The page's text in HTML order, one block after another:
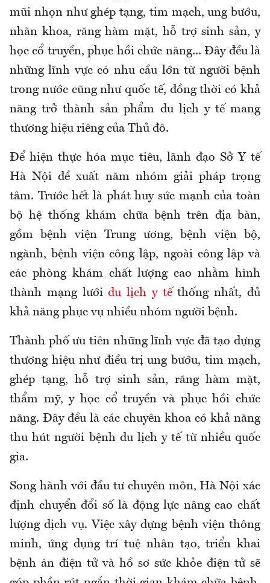
mũi nhọn như ghép tạng, tim mạch, ung bướu,
nhãn khoa, răng hàm mặt, hỗ trợ sinh sản, y
học cổ truyền, phục hồi chức năng... Đây đều là
những lĩnh vực có nhu cầu lớn từ người bệnh
trong nước cũng như quốc tế, đồng thời có khả
năng trở thành sản phẩm du lịch y tế mang
thương hiệu riêng của Thủ đô.
Để hiện thực hóa mục tiêu, lãnh đạo Sở Y tế
Hà Nội đề xuất năm nhóm giải pháp trọng
tâm. Trước hết là phát huy sức mạnh của toàn
bộ hệ thống khám chữa bệnh trên địa bàn,
gồm bệnh viện Trung ương, bệnh viện bộ,
ngành, bệnh viện công lập, ngoài công lập và
các phòng khám chất lượng cao nhằm hình
thành mạng lướidu lịch y tếthống nhất, đủ
khả năng phục vụ nhiều nhóm người bệnh.
Thành phố ưu tiên những lĩnh vực đã tạo dựng
thương hiệu như điều trị ung bướu, tim mạch,
ghép tạng, hỗ trợ sinh sản, răng hàm mặt,
thẩm mỹ, y học cổ truyền và phục hồi chức
năng. Đây đều là các chuyên khoa có khả năng
thu hút người bệnh du lịch y tế từ nhiều quốc
gia.
Song hành với đầu tư chuyên môn, Hà Nội xác
định chuyển đổi số là động lực nâng cao chất
lượng dịch vụ. Việc xây dựng bệnh viện thông
minh, ứng dụng trí tuệ nhân tạo, triển khai
bệnh án điện tử và hồ sơ sức khỏe điện tử sẽ